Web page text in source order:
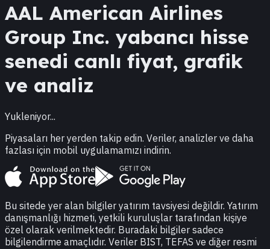
AAL American Airlines
Group Inc. yabancı hisse
senedi canlı fiyat, grafik
ve analiz
Yukleniyor...
Piyasaları her yerden takip edin. Veriler, analizler ve daha
fazlası için mobil uygulamamızı indirin.
Bu sitede yer alan bilgiler yatırım tavsiyesi değildir. Yatırım
danışmanlığı hizmeti, yetkili kuruluşlar tarafından kişiye
özel olarak verilmektedir. Buradaki bilgiler sadece
bilgilendirme amaçlıdır. Veriler BIST, TEFAS ve diğer resmi